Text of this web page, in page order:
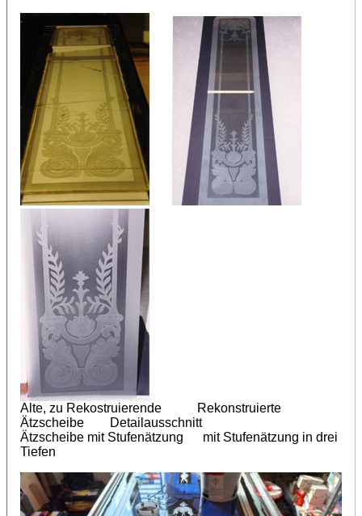
Alte, zu Rekostruierende Rekonstruierte
Ätzscheibe Detailausschnitt
Ätzscheibe mit Stufenätzung mit Stufenätzung in drei
Tiefen